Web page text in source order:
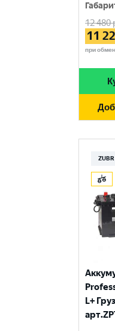
12 480
11
при
ZUBR
L+